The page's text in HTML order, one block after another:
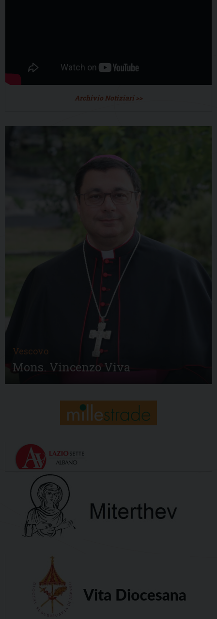
Archivio Notiziari >>
Vescovo
Mons. Vincenzo Viva